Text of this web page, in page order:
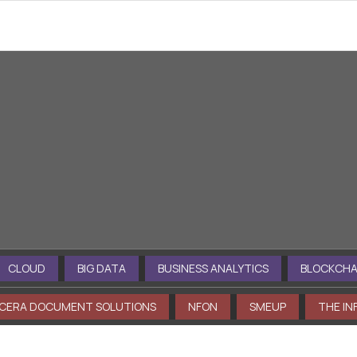
BIG DATA BUSINESS ANALYTICS BLOCKCHAIN
DOCUMENT SOLUTIONS NFON SMEUP THE